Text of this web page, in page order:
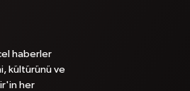
haberler
kültürünü ve
her